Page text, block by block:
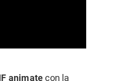
animate con la